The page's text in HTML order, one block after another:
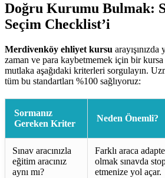
Doğru Kurumu Bulmak:
Seçim Checklist’i
Merdivenköy ehliyet kursu
zaman ve para kaybetmemek için bir
mutlaka aşağıdaki kriterleri sorgulayın.
tüm bu standartları %100 sağlıyoruz:
Sormanız
Gereken Kriter
Neden Önemli?
Sınav aracınızla
eğitim aracınız
aynı mı?
Farklı araca adapte
olmak sınavda
etmenize yol açar.